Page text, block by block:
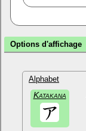
Options d'affichage
Alphabet
Katakana